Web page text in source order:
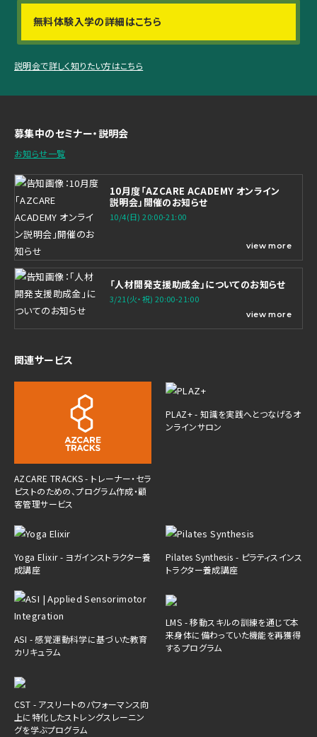
無料体験入学の詳細はこちら
説明会で詳しく知りたい方はこちら
募集中のセミナー・説明会
お知らせ一覧
10月度「AZCARE ACADEMY オンライン
説明会」開催のお知らせ
10/4(日) 20:00-21:00
view more
「人材開発支援助成金」についてのお知らせ
3/21(火・祝) 20:00-21:00
view more
関連サービス
AZCARE TRACKS - トレーナー・セラ
ピストのための、プログラム作成・顧
客管理サービス
PLAZ+ - 知識を実践へとつなげるオ
ンラインサロン
Yoga Elixir - ヨガインストラクター養
成講座
Pilates Synthesis - ピラティスインス
トラクター養成講座
ASI - 感覚運動科学に基づいた教育
カリキュラム
LMS - 移動スキルの訓練を通じて本
来身体に備わっていた機能を再獲得
するプログラム
CST - アスリートのパフォーマンス向
上に特化したストレングスレーニン
グを学ぶプログラム